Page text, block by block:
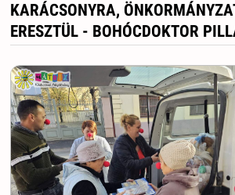
KARÁCSONYRA,
ERESZTÜL - BOHÓCDOKTOR